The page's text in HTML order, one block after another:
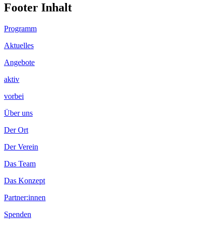
Footer Inhalt
Programm
Aktuelles
Angebote
aktiv
vorbei
Über uns
Der Ort
Der Verein
Das Team
Das Konzept
Partner:innen
Spenden